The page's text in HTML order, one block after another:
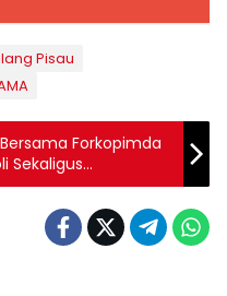
Pisau
Forkopimda
Sekaligus